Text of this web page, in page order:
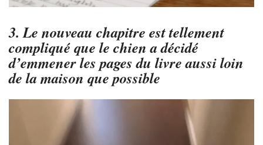
3. Le nouveau chapitre est tellement
compliqué que le chien a décidé
d’emmener les pages du livre aussi loin
de la maison que possible